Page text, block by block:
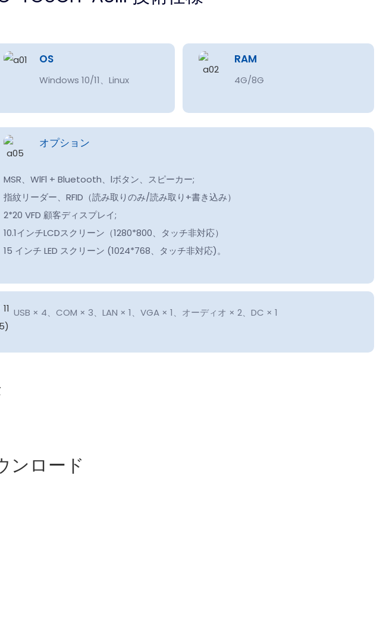
OS
Windows 10/11、Linux
RAM
4G/8G
オプション
MSR、WlFl + Bluetooth、lボタン、スピーカー;
指紋リーダー、RFID（読み取りのみ/読み取り+書き込み）
2*20 VFD 顧客ディスプレイ;
10.1インチLCDスクリーン（1280*800、タッチ非対応）
15 インチ LED スクリーン (1024*768、タッチ非対応)。
USB × 4、COM × 3、LAN × 1、VGA × 1、オーディオ × 2、DC × 1
ンロード